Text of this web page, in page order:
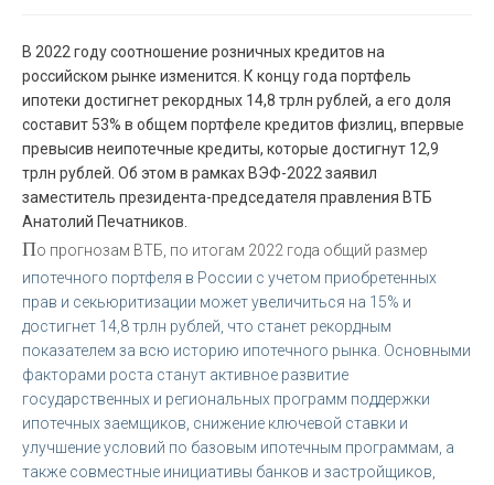
В 2022 году соотношение розничных кредитов на
российском рынке изменится. К концу года портфель
ипотеки достигнет рекордных 14,8 трлн рублей, а его доля
составит 53% в общем портфеле кредитов физлиц, впервые
превысив неипотечные кредиты, которые достигнут 12,9
трлн рублей. Об этом в рамках ВЭФ-2022 заявил
заместитель президента-председателя правления ВТБ
Анатолий Печатников.
По прогнозам ВТБ, по итогам 2022 года общий размер
ипотечного портфеля в России с учетом приобретенных
прав и секьюритизации может увеличиться на 15% и
достигнет 14,8 трлн рублей, что станет рекордным
показателем за всю историю ипотечного рынка. Основными
факторами роста станут активное развитие
государственных и региональных программ поддержки
ипотечных заемщиков, снижение ключевой ставки и
улучшение условий по базовым ипотечным программам, а
также совместные инициативы банков и застройщиков,